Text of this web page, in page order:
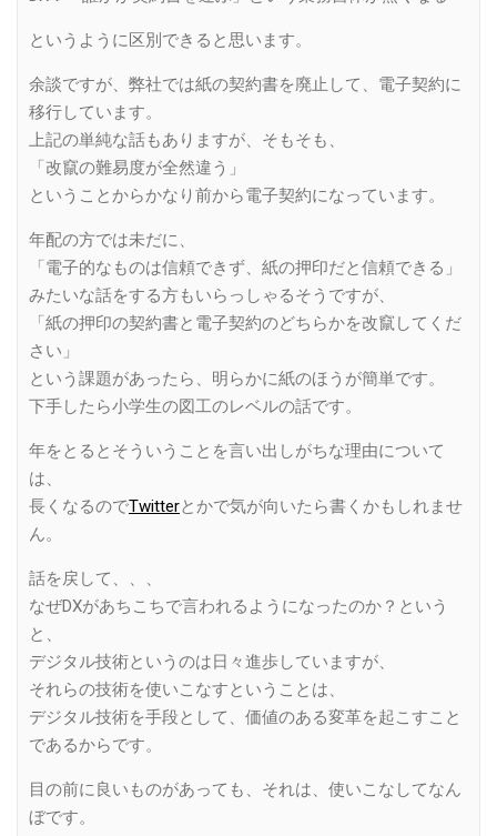
というように区別できると思います。
余談ですが、弊社では紙の契約書を廃止して、電子契約に
移行しています。
上記の単純な話もありますが、そもそも、
「改竄の難易度が全然違う」
ということからかなり前から電子契約になっています。
年配の方では未だに、
「電子的なものは信頼できず、紙の押印だと信頼できる」
みたいな話をする方もいらっしゃるそうですが、
「紙の押印の契約書と電子契約のどちらかを改竄してくだ
さい」
という課題があったら、明らかに紙のほうが簡単です。
下手したら小学生の図工のレベルの話です。
年をとるとそういうことを言い出しがちな理由について
は、
長くなるのでTwitterとかで気が向いたら書くかもしれませ
ん。
話を戻して、、、
なぜDXがあちこちで言われるようになったのか？という
と、
デジタル技術というのは日々進歩していますが、
それらの技術を使いこなすということは、
デジタル技術を手段として、価値のある変革を起こすこと
であるからです。
目の前に良いものがあっても、それは、使いこなしてなん
ぼです。